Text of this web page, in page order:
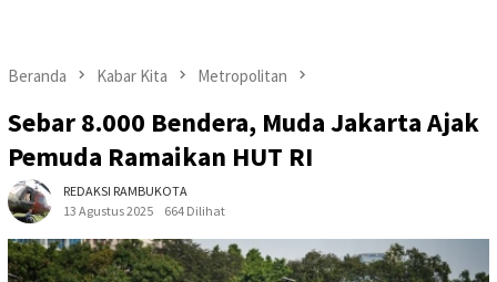
Beranda Kabar Kita Metropolitan
Sebar 8.000 Bendera, Muda Jakarta Ajak
Pemuda Ramaikan HUT RI
REDAKSI RAMBUKOTA
13 Agustus 2025
664 Dilihat